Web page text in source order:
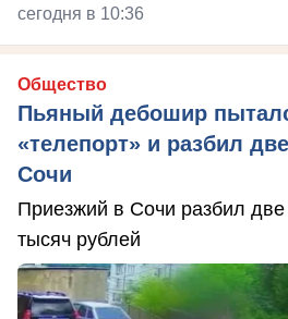
сегодня в 10:36
Общество
Пьяный дебошир
«телепорт» и разбил
Сочи
Приезжий в Сочи разбил
тысяч рублей